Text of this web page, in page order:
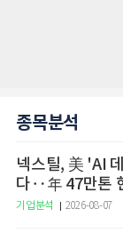
종목분석
넥스틸, 美 'AI
다‥年 47만톤
기업분석 2026-08-07